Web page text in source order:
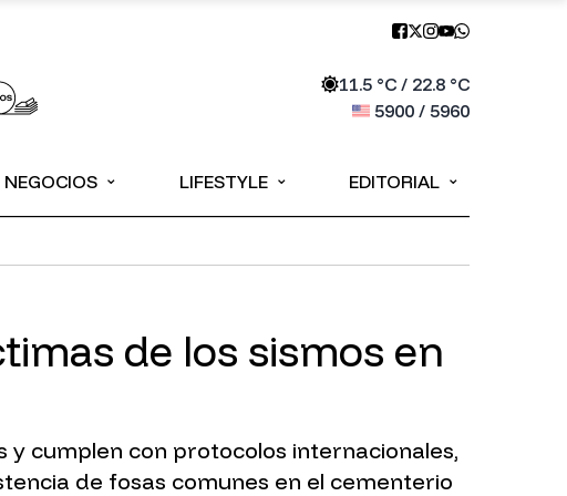
11.5°C / 22.8°C
5900/ 5960
NEGOCIOS ⌄ LIFESTYLE ⌄ EDITORIAL ⌄
de los sismos en
y cumplen con protocolos internacionales,
de fosas comunes en el cementerio